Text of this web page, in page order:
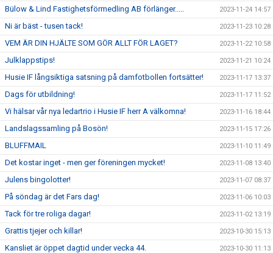
Bülow & Lind Fastighetsförmedling AB förlänger..... 2023-11-24 14:57
Ni är bäst - tusen tack! 2023-11-23 10:28
VEM ÄR DIN HJÄLTE SOM GÖR ALLT FÖR LAGET? 2023-11-22 10:58
Julklappstips! 2023-11-21 10:24
Husie IF långsiktiga satsning på damfotbollen fortsätter! 2023-11-17 13:37
Dags för utbildning! 2023-11-17 11:52
Vi hälsar vår nya ledartrio i Husie IF herr A välkomna! 2023-11-16 18:44
Landslagssamling på Bosön! 2023-11-15 17:26
BLUFFMAIL 2023-11-10 11:49
Det kostar inget - men ger föreningen mycket! 2023-11-08 13:40
Julens bingolotter! 2023-11-07 08:37
På söndag är det Fars dag! 2023-11-06 10:03
Tack för tre roliga dagar! 2023-11-02 13:19
Grattis tjejer och killar! 2023-10-30 15:13
Kansliet är öppet dagtid under vecka 44. 2023-10-30 11:13